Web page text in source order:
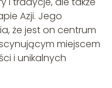
Azji. Jego
że jest on centrum
miejscem
i unikalnych